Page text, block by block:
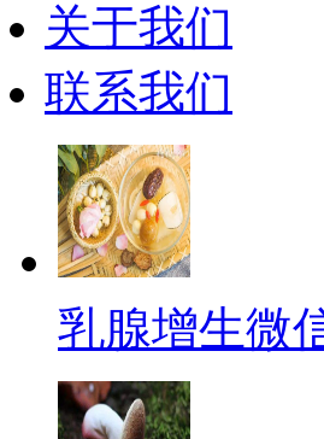
关于我们
联系我们
乳腺增生微